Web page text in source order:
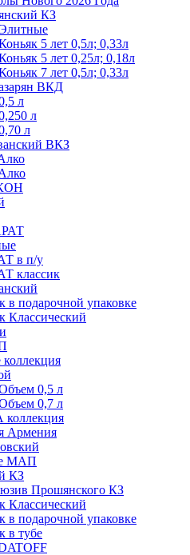
КЗ
5 лет 0,5л; 0,33л
5 лет 0,25л; 0,18л
7 лет 0,5л; 0,33л
ВКД
л
л
л
ВКЗ
в п/у
классик
в подарочной упаковке
Классический
коллекция
0,5 л
0,7 л
Армения
МАП
КЗ
Прошянского КЗ
Классический
в подарочной упаковке
в тубе